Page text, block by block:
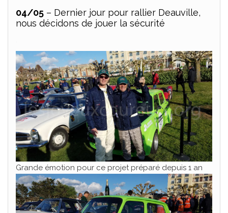
04/05 – Dernier jour pour rallier Deauville,
nous décidons de jouer la sécurité
Grande émotion pour ce projet préparé depuis 1 an